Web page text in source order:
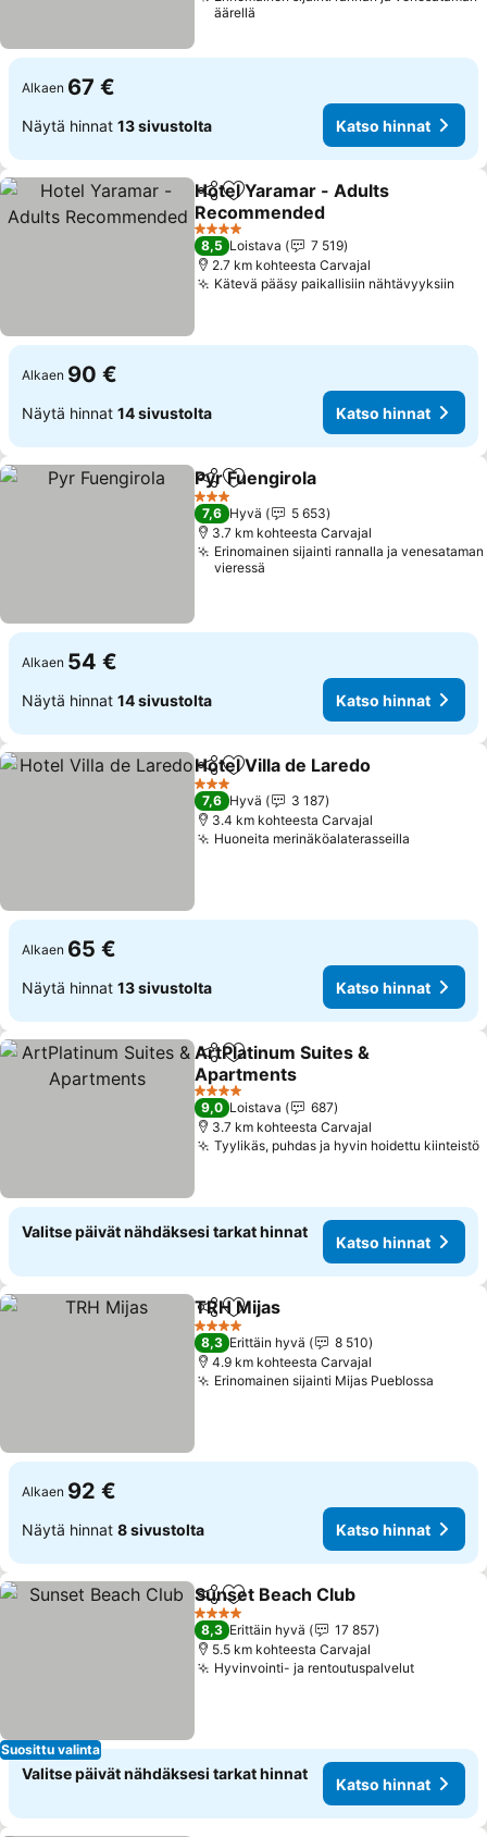
äärellä
Alkaen 67 €
Näytä hinnat 13 sivustolta Katso hinnat
Jaa Lisää suosikkeihin
Hotel Yaramar - Adults
Recommended
Katso hinnat
4 Tähtiluokitus
8,5 Loistava
7 519
2.7 km kohteesta Carvajal
Kätevä pääsy paikallisiin nähtävyyksiin
Alkaen 90 €
Näytä hinnat 14 sivustolta Katso hinnat
Jaa Lisää suosikkeihin
Pyr Fuengirola
3 Tähtiluokitus
7,6 Hyvä
5 653
3.7 km kohteesta Carvajal
Erinomainen sijainti rannalla ja venesataman
vieressä
Alkaen 54 €
Näytä hinnat 14 sivustolta Katso hinnat
Jaa Lisää suosikkeihin
Hotel Villa de Laredo
3 Tähtiluokitus
7,6 Hyvä
3 187
3.4 km kohteesta Carvajal
Huoneita merinäköalaterasseilla
Alkaen 65 €
Näytä hinnat 13 sivustolta Katso hinnat
Jaa Lisää suosikkeihin
ArtPlatinum Suites &
Apartments
Katso hinnat
4 Tähtiluokitus
9,0 Loistava
687
3.7 km kohteesta Carvajal
Tyylikäs, puhdas ja hyvin hoidettu kiinteistö
Valitse päivät nähdäksesi tarkat hinnat
Katso hinnat
Jaa Lisää suosikkeihin
TRH Mijas
4 Tähtiluokitus
8,3 Erittäin hyvä
8 510
4.9 km kohteesta Carvajal
Erinomainen sijainti Mijas Pueblossa
Alkaen 92 €
Näytä hinnat 8 sivustolta Katso hinnat
Suosittu valinta
Jaa Lisää suosikkeihin
Sunset Beach Club
4 Tähtiluokitus
8,3 Erittäin hyvä
17 857
5.5 km kohteesta Carvajal
Hyvinvointi- ja rentoutuspalvelutKatso
Valitse päivät nähdäksesi tarkat hinnat
Katso hinnat